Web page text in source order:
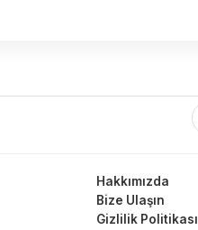
Hakkımızda
Bize Ulaşın
Gizlilik Politikası